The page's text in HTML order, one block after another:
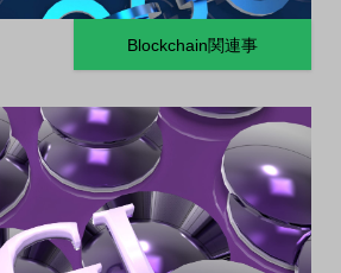
Blockchain関連事